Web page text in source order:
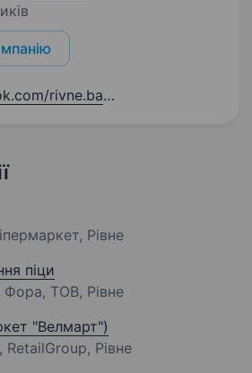
www.facebook.com/rivne.baker
Рівне
піци
Фора, ТОВ, Рівне
"Велмарт")
, RetailGroup, Рівне